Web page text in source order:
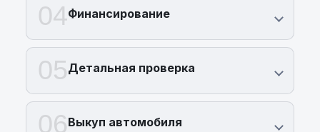
04Финансирование
05Детальная проверка
06Выкуп автомобиля